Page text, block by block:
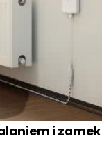
i zamek